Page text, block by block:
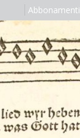
Abbonamenti